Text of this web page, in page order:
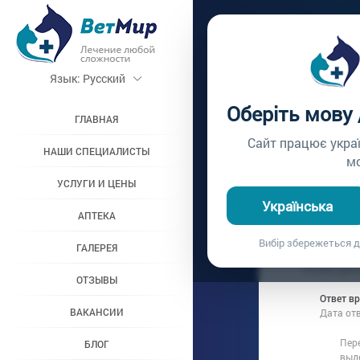
Оберіть
Сайт працює
Українська
Вибір збережеться
Язык: Русский
ГЛАВНАЯ
НАШИ СПЕЦИАЛИСТЫ
УСЛУГИ И ЦЕНЫ
АПТЕКА
ГАЛЕРЕЯ
ОТЗЫВЫ
ВАКАНСИИ
БЛОГ
Вопросы
Вопрос врачу №444
Вопрос
Дата вопроса:
Хотим
Ответ
Дата